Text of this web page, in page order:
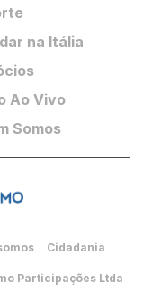
na Itália
Ao Vivo
Somos
Cidadania
Participações Ltda